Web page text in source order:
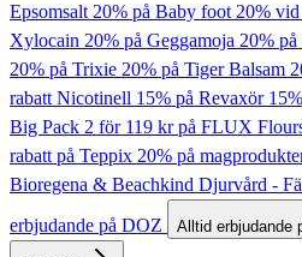
Epsomsalt20% på Baby foot20%
Xylocain 20% på Geggamoja 20% på
20% på Trixie 20% på Tiger Balsam
rabatt Nicotinell 15% på Revaxör
Big Pack 2 för 119 kr på FLUX
rabatt på Teppix 20% på
Bioregena & Beachkind Djurvård -
erbjudande på DOZ
Alltid erbjudande